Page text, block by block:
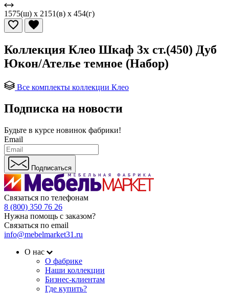
1575(ш) x 2151(в) x 454(г)
Коллекция Клео Шкаф 3х ст.(450) Дуб
Юкон/Ателье темное (Набор)
Все комплекты коллекции Клео
Подписка на новости
Будьте в курсе новинок фабрики!
Email
Подписаться
Связаться по телефонам
8 (800) 350 76 26
Нужна помощь с заказом?
Связаться по email
info@mebelmarket31.ru
О нас
О фабрике
Наши коллекции
Бизнес-клиентам
Где купить?